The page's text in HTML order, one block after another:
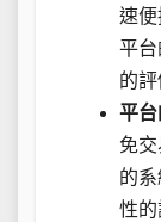
速
平
的評
平台
免
的
性的